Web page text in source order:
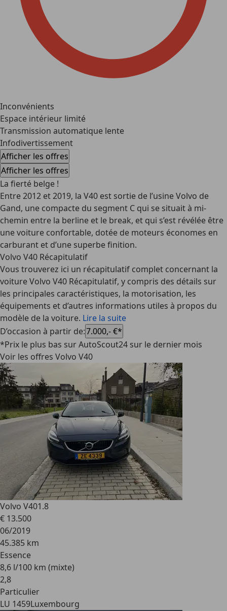
Inconvénients
Espace intérieur limité
Transmission automatique lente
Infodivertissement
Afficher les offres
Afficher les offres
La fierté belge !
Entre 2012 et 2019, la V40 est sortie de l’usine Volvo de
Gand, une compacte du segment C qui se situait à mi-
chemin entre la berline et le break, et qui s’est révélée être
une voiture confortable, dotée de moteurs économes en
carburant et d’une superbe finition.
Volvo V40 Récapitulatif
Vous trouverez ici un récapitulatif complet concernant la
voiture Volvo V40 Récapitulatif, y compris des détails sur
les principales caractéristiques, la motorisation, les
équipements et d’autres informations utiles à propos du
modèle de la voiture. Lire la suite
D’occasion à partir de:7.000,- €*
*Prix le plus bas sur AutoScout24 sur le dernier mois
Voir les offres Volvo V40
Volvo V401.8
€ 13.500
06/2019
45.385 km
Essence
8,6 l/100 km (mixte)
2,8
Particulier
LU 1459Luxembourg